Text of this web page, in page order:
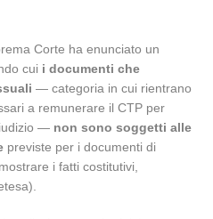
Corte ha enunciato un
cui i documenti che
— categoria in cui rientrano
a remunerare il CTP per
— non sono soggetti alle
previste per i documenti di
i fatti costitutivi,